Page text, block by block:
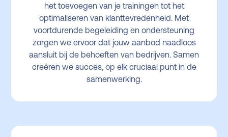
het toevoegen van je trainingen tot het
optimaliseren van klanttevredenheid. Met
voortdurende begeleiding en ondersteuning
zorgen we ervoor dat jouw aanbod naadloos
aansluit bij de behoeften van bedrijven. Samen
creëren we succes, op elk cruciaal punt in de
samenwerking.